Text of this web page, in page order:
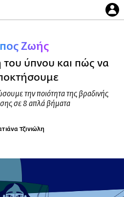
Ζωής
του ύπνου και πώς να
την ποιότητα της βραδινής
σε 8 απλά βήματα
Τζινιώλη